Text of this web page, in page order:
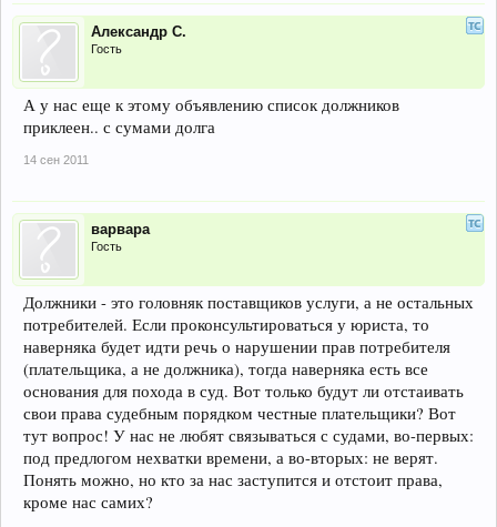
Александр С.
Гость
А у нас еще к этому объявлению список должников
приклеен.. с сумами долга
14 сен 2011
варвара
Гость
Должники - это головняк поставщиков услуги, а не остальных
потребителей. Если проконсультироваться у юриста, то
наверняка будет идти речь о нарушении прав потребителя
(плательщика, а не должника), тогда наверняка есть все
основания для похода в суд. Вот только будут ли отстаивать
свои права судебным порядком честные плательщики? Вот
тут вопрос! У нас не любят связываться с судами, во-первых:
под предлогом нехватки времени, а во-вторых: не верят.
Понять можно, но кто за нас заступится и отстоит права,
кроме нас самих?